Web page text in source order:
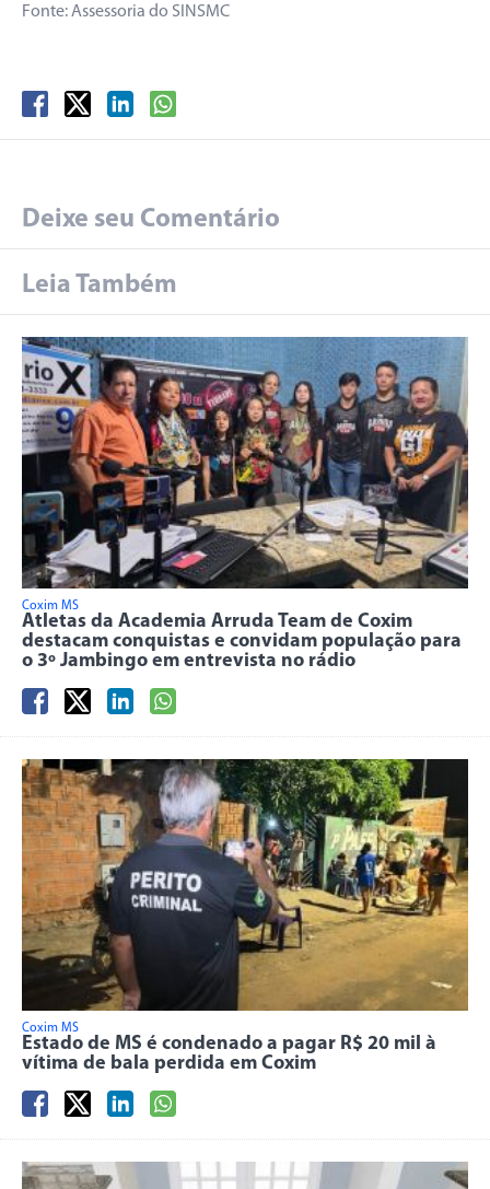
Fonte: Assessoria do SINSMC
Deixe seu Comentário
Leia Também
Coxim MS
Atletas da Academia Arruda Team de Coxim
destacam conquistas e convidam população para
o 3º Jambingo em entrevista no rádio
Coxim MS
Estado de MS é condenado a pagar R$ 20 mil à
vítima de bala perdida em Coxim